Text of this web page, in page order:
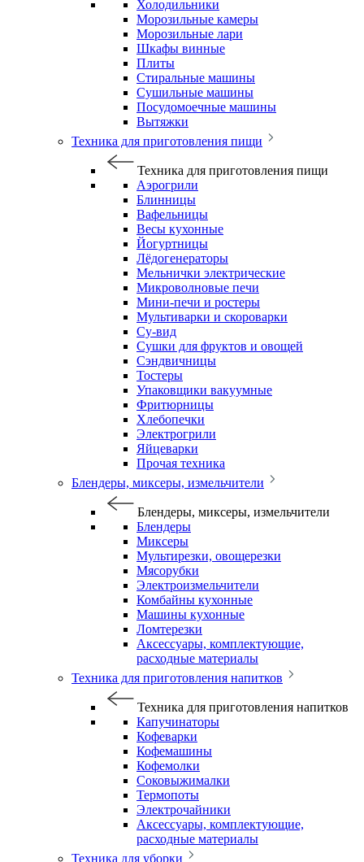
Холодильники
Морозильные камеры
Морозильные лари
Шкафы винные
Плиты
Стиральные машины
Сушильные машины
Посудомоечные машины
Вытяжки
Техника для приготовления пищи
Техника для приготовления пищи
Аэрогрили
Блинницы
Вафельницы
Весы кухонные
Йогуртницы
Лёдогенераторы
Мельнички электрические
Микроволновые печи
Мини-печи и ростеры
Мультиварки и скороварки
Су-вид
Сушки для фруктов и овощей
Сэндвичницы
Тостеры
Упаковщики вакуумные
Фритюрницы
Хлебопечки
Электрогрили
Яйцеварки
Прочая техника
Блендеры, миксеры, измельчители
Блендеры, миксеры, измельчители
Блендеры
Миксеры
Мультирезки, овощерезки
Мясорубки
Электроизмельчители
Комбайны кухонные
Машины кухонные
Ломтерезки
Аксессуары, комплектующие,
расходные материалы
Техника для приготовления напитков
Техника для приготовления напитков
Капучинаторы
Кофеварки
Кофемашины
Кофемолки
Соковыжималки
Термопоты
Электрочайники
Аксессуары, комплектующие,
расходные материалы
Техника для уборки